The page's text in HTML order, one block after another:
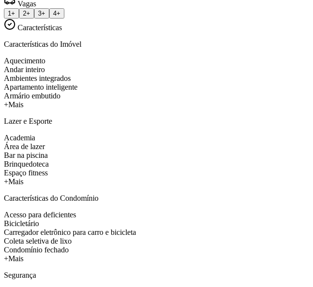
Vagas
1+ 2+ 3+ 4+
Características
Características do Imóvel
Aquecimento
Andar inteiro
Ambientes integrados
Apartamento inteligente
Armário embutido
+Mais
Lazer e Esporte
Academia
Área de lazer
Bar na piscina
Brinquedoteca
Espaço fitness
+Mais
Características do Condomínio
Acesso para deficientes
Bicicletário
Carregador eletrônico para carro e bicicleta
Coleta seletiva de lixo
Condomínio fechado
+Mais
Segurança